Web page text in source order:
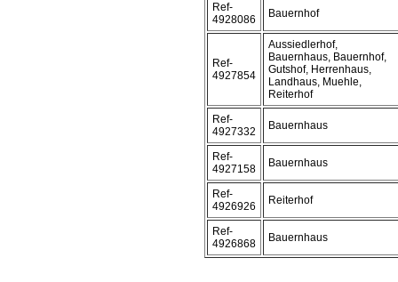
Ref-
4928086
Bauernhof
Ref-
4927854
Aussiedlerhof,
Bauernhaus, Bauernhof,
Gutshof, Herrenhaus,
Landhaus, Muehle,
Reiterhof
Ref-
4927332
Bauernhaus
Ref-
4927158
Bauernhaus
Ref-
4926926
Reiterhof
Ref-
4926868
Bauernhaus